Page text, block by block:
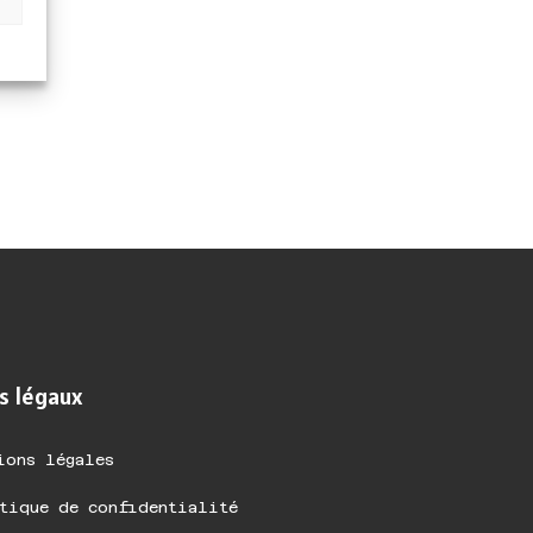
légaux
légales
de confidentialité